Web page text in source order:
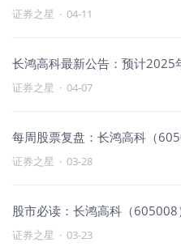
证券之星 · 04-11
长鸿高科最新公告：预计
证券之星 · 04-07
每周股票复盘：长鸿高科（
证券之星 · 03-28
股市必读：长鸿高科（
证券之星 · 03-23